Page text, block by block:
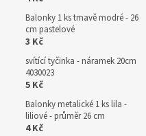
Balonky 1 ks tmavě modré - 26
cm pastelové
3 Kč
svítící tyčinka - náramek 20cm
4030023
5 Kč
Balonky metalické 1 ks lila -
liliové - průměr 26 cm
4 Kč